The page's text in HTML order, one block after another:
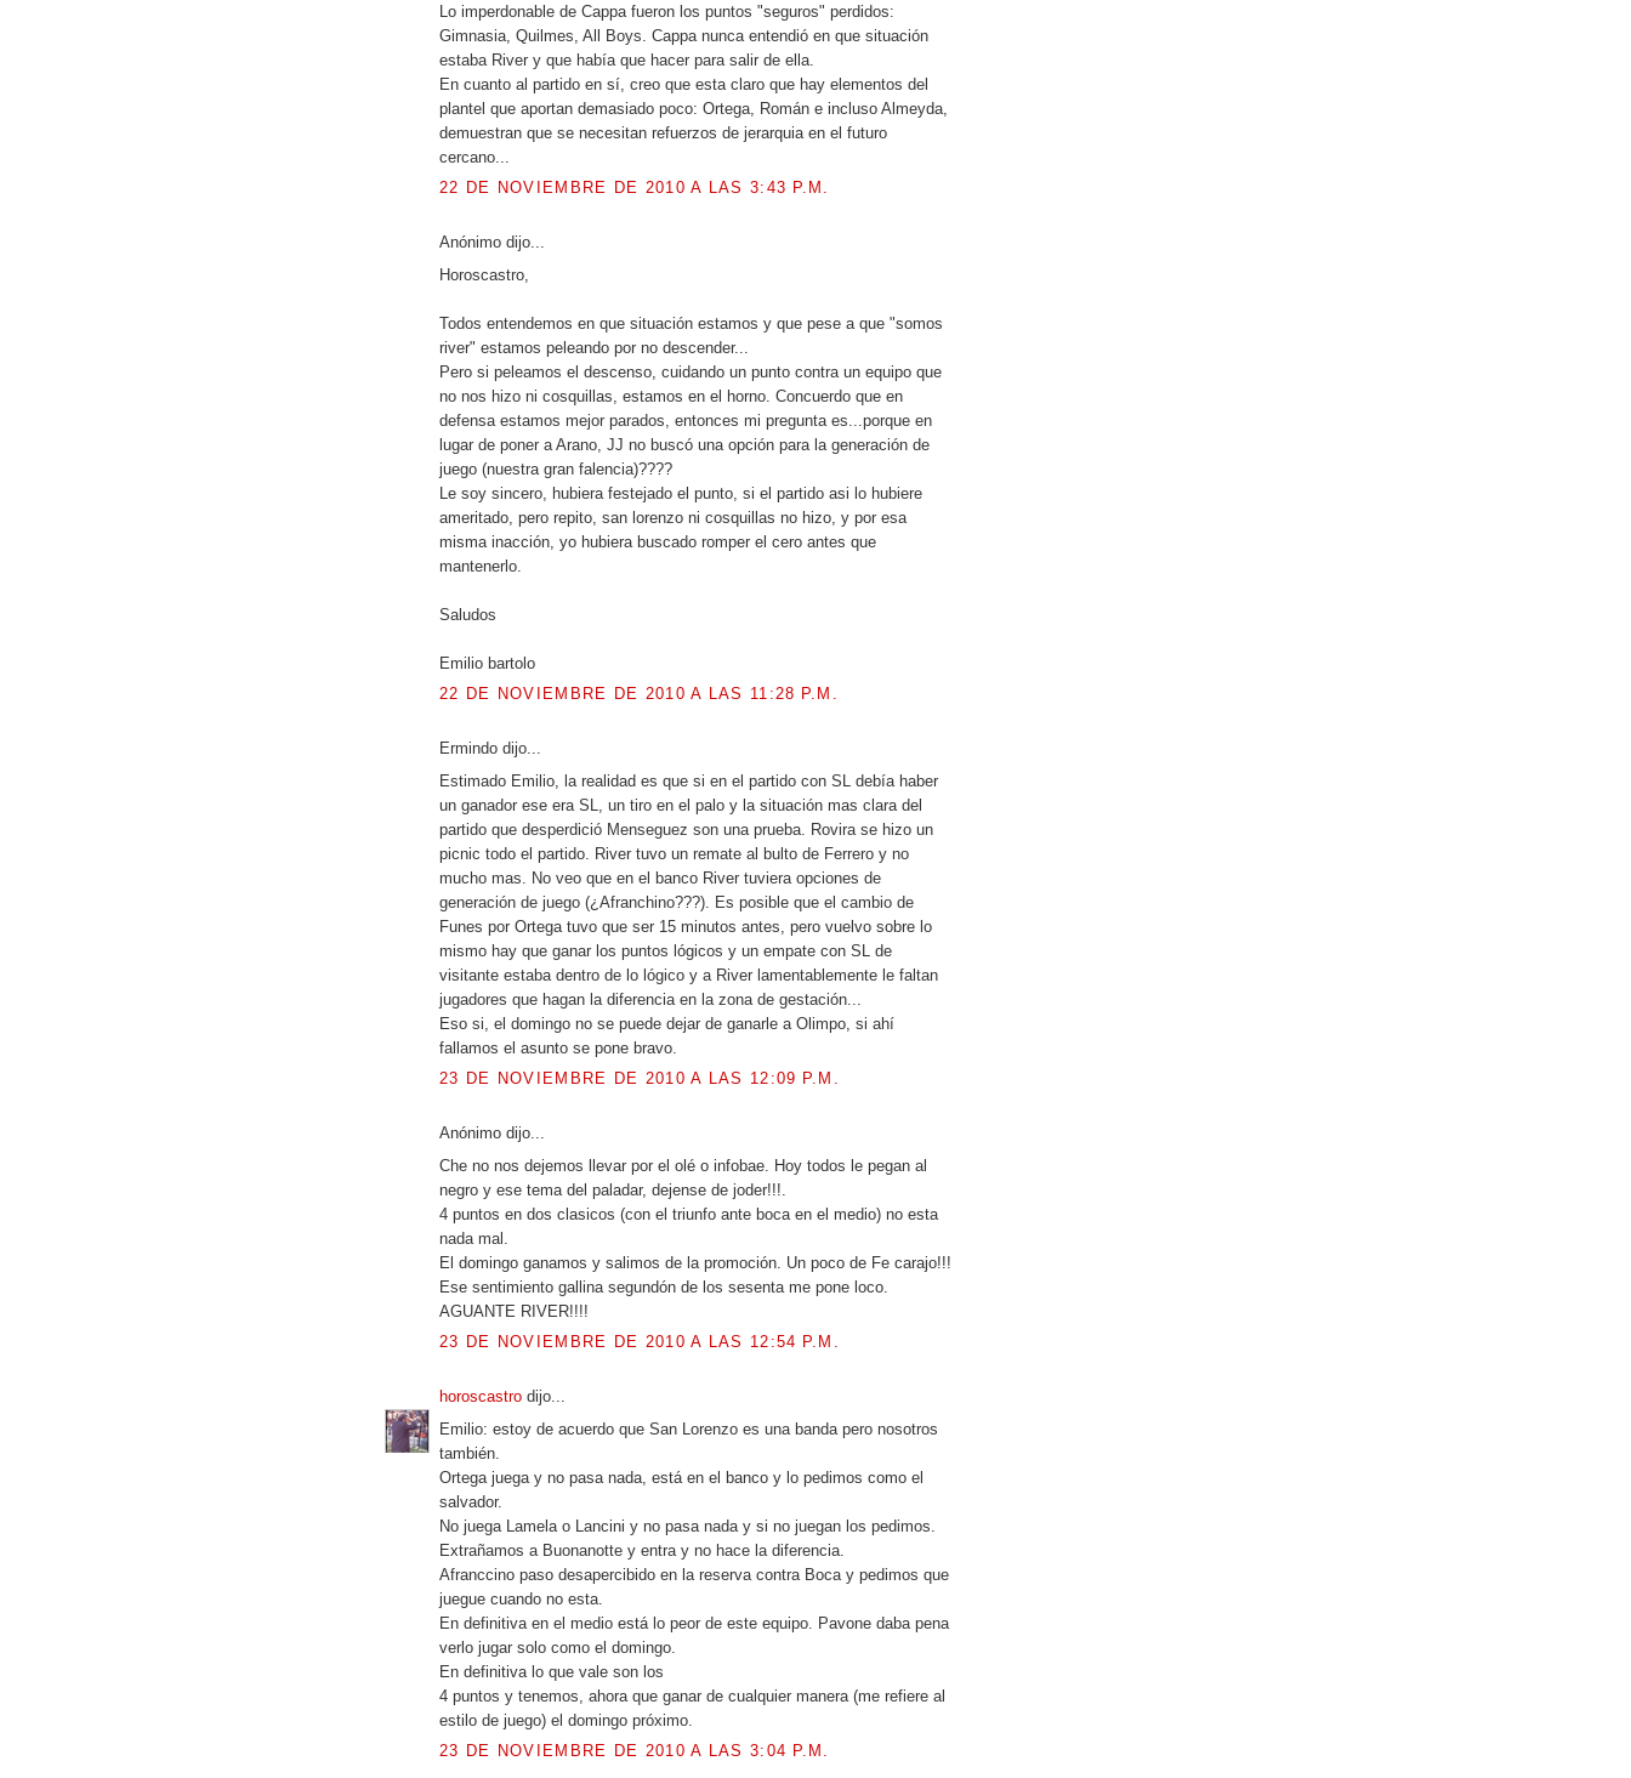
Lo imperdonable de Cappa fueron los puntos "seguros" perdidos:
Gimnasia, Quilmes, All Boys. Cappa nunca entendió en que situación
estaba River y que había que hacer para salir de ella.
En cuanto al partido en sí, creo que esta claro que hay elementos del
plantel que aportan demasiado poco: Ortega, Román e incluso Almeyda,
demuestran que se necesitan refuerzos de jerarquia en el futuro
cercano...
22 DE NOVIEMBRE DE 2010 A LAS 3:43 P.M.
Anónimo dijo...
Horoscastro,
Todos entendemos en que situación estamos y que pese a que "somos
river" estamos peleando por no descender...
Pero si peleamos el descenso, cuidando un punto contra un equipo que
no nos hizo ni cosquillas, estamos en el horno. Concuerdo que en
defensa estamos mejor parados, entonces mi pregunta es...porque en
lugar de poner a Arano, JJ no buscó una opción para la generación de
juego (nuestra gran falencia)????
Le soy sincero, hubiera festejado el punto, si el partido asi lo hubiere
ameritado, pero repito, san lorenzo ni cosquillas no hizo, y por esa
misma inacción, yo hubiera buscado romper el cero antes que
mantenerlo.
Saludos
Emilio bartolo
22 DE NOVIEMBRE DE 2010 A LAS 11:28 P.M.
Ermindo dijo...
Estimado Emilio, la realidad es que si en el partido con SL debía haber
un ganador ese era SL, un tiro en el palo y la situación mas clara del
partido que desperdició Menseguez son una prueba. Rovira se hizo un
picnic todo el partido. River tuvo un remate al bulto de Ferrero y no
mucho mas. No veo que en el banco River tuviera opciones de
generación de juego (¿Afranchino???). Es posible que el cambio de
Funes por Ortega tuvo que ser 15 minutos antes, pero vuelvo sobre lo
mismo hay que ganar los puntos lógicos y un empate con SL de
visitante estaba dentro de lo lógico y a River lamentablemente le faltan
jugadores que hagan la diferencia en la zona de gestación...
Eso si, el domingo no se puede dejar de ganarle a Olimpo, si ahí
fallamos el asunto se pone bravo.
23 DE NOVIEMBRE DE 2010 A LAS 12:09 P.M.
Anónimo dijo...
Che no nos dejemos llevar por el olé o infobae. Hoy todos le pegan al
negro y ese tema del paladar, dejense de joder!!!.
4 puntos en dos clasicos (con el triunfo ante boca en el medio) no esta
nada mal.
El domingo ganamos y salimos de la promoción. Un poco de Fe carajo!!!
Ese sentimiento gallina segundón de los sesenta me pone loco.
AGUANTE RIVER!!!!
23 DE NOVIEMBRE DE 2010 A LAS 12:54 P.M.
horoscastro dijo...
Emilio: estoy de acuerdo que San Lorenzo es una banda pero nosotros
también.
Ortega juega y no pasa nada, está en el banco y lo pedimos como el
salvador.
No juega Lamela o Lancini y no pasa nada y si no juegan los pedimos.
Extrañamos a Buonanotte y entra y no hace la diferencia.
Afranccino paso desapercibido en la reserva contra Boca y pedimos que
juegue cuando no esta.
En definitiva en el medio está lo peor de este equipo. Pavone daba pena
verlo jugar solo como el domingo.
En definitiva lo que vale son los
4 puntos y tenemos, ahora que ganar de cualquier manera (me refiere al
estilo de juego) el domingo próximo.
23 DE NOVIEMBRE DE 2010 A LAS 3:04 P.M.